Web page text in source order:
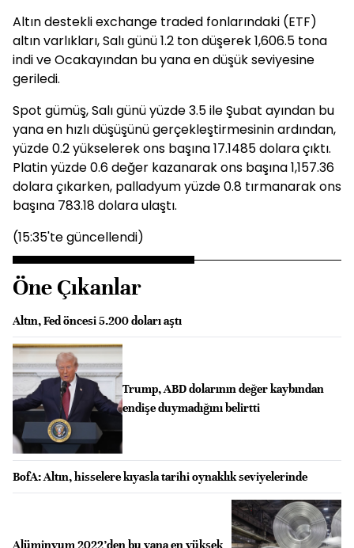
Altın destekli exchange traded fonlarındaki (ETF)
altın varlıkları, Salı günü 1.2 ton düşerek 1,606.5 tona
indi ve Ocakayından bu yana en düşük seviyesine
geriledi.
Spot gümüş, Salı günü yüzde 3.5 ile Şubat ayından bu
yana en hızlı düşüşünü gerçekleştirmesinin ardından,
yüzde 0.2 yükselerek ons başına 17.1485 dolara çıktı.
Platin yüzde 0.6 değer kazanarak ons başına 1,157.36
dolara çıkarken, palladyum yüzde 0.8 tırmanarak ons
başına 783.18 dolara ulaştı.
(15:35'te güncellendi)
Öne Çıkanlar
Altın, Fed öncesi 5.200 doları aştı
Trump, ABD dolarının değer kaybından
endişe duymadığını belirtti
BofA: Altın, hisselere kıyasla tarihi oynaklık seviyelerinde
Alüminyum 2022’den bu yana en yüksek